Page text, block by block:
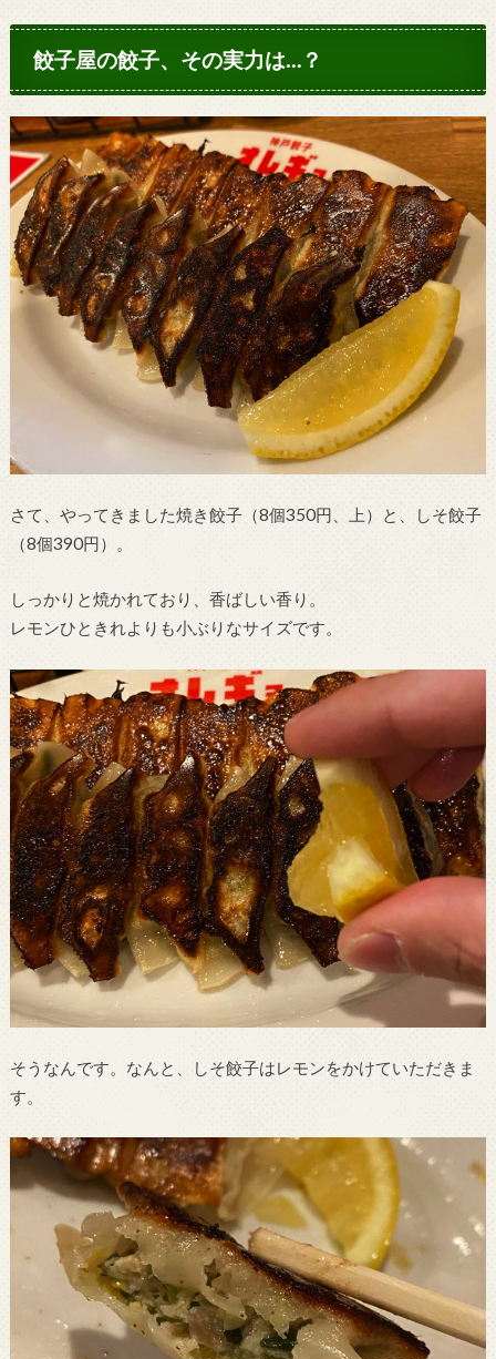
餃子屋の餃子、その実力は…？
さて、やってきました焼き餃子（8個350円、上）と、しそ餃子
（8個390円）。
しっかりと焼かれており、香ばしい香り。
レモンひときれよりも小ぶりなサイズです。
そうなんです。なんと、しそ餃子はレモンをかけていただきま
す。